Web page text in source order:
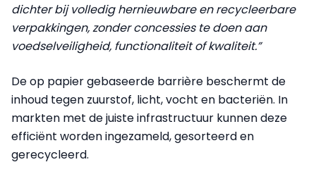
dichter bij volledig hernieuwbare en recycleerbare
verpakkingen, zonder concessies te doen aan
voedselveiligheid, functionaliteit of kwaliteit.”
De op papier gebaseerde barrière beschermt de
inhoud tegen zuurstof, licht, vocht en bacteriën. In
markten met de juiste infrastructuur kunnen deze
efficiënt worden ingezameld, gesorteerd en
gerecycleerd.